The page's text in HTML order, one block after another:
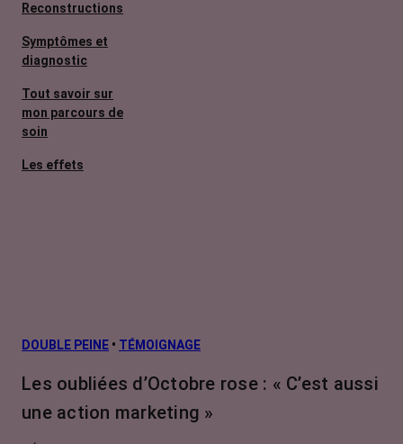
Reconstructions
Symptômes et
diagnostic
Tout savoir sur
mon parcours de
soin
Les effets
L’après cancer
Traitements
contre le cancer
DOUBLE PEINE • TÉMOIGNAGE
Les oubliées d’Octobre rose : « C’est aussi
une action marketing »